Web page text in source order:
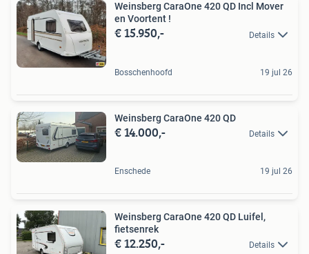
Weinsberg CaraOne 420 QD Incl Mover
en Voortent !
€ 15.950,- Details
Bosschenhoofd 19 jul 26
Weinsberg CaraOne 420 QD
€ 14.000,- Details
Enschede 19 jul 26
Weinsberg CaraOne 420 QD Luifel,
fietsenrek
€ 12.250,- Details